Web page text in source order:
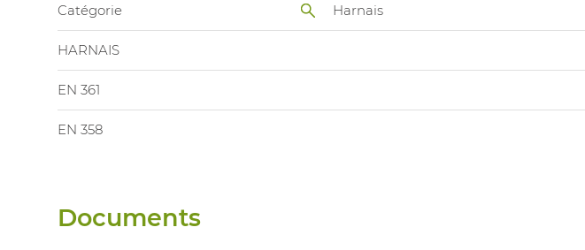
Catégorie Harnais
HARNAIS
EN 361
EN 358
Documents